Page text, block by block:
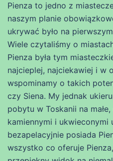
Pienza to jedno z
naszym planie
ukrywać było na
Wiele czytaliśmy o
Pienza była tym
najcieplej, najciekawiej i w
wspominamy o takich
czy Siena. My jednak
pobytu w Toskanii na
kamiennymi i ukwieconymi
bezapelacyjnie posiada
wszystko co oferuje